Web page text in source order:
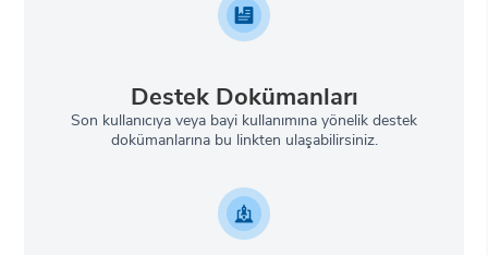
Destek Dokümanları
Son kullanıcıya veya bayi kullanımına yönelik destek
dokümanlarına bu linkten ulaşabilirsiniz.